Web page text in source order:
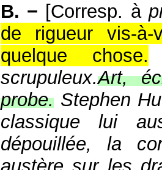
B. − [Corresp. à
de rigueur vis-
quelque chose.
scrupuleux.Art,
probe. Stephen
classique lui
dépouillée, la